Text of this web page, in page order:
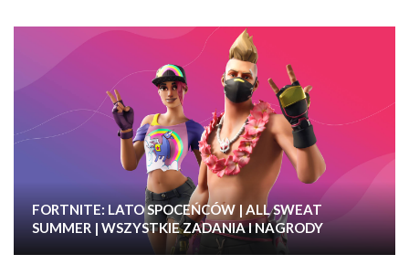
FORTNITE: LATO SPOCEŃCÓW | ALL SWEAT
SUMMER | WSZYSTKIE ZADANIA I NAGRODY